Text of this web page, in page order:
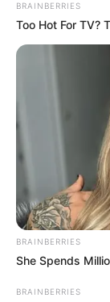
BRAINBERRIES
Too Hot For TV?
BRAINBERRIES
She Spends
BRAINBERRIES